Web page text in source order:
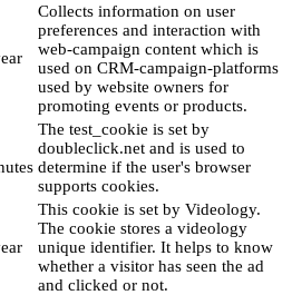
Collects information on user
preferences and interaction with
web-campaign content which is
used on CRM-campaign-platforms
used by website owners for
promoting events or products.
The test_cookie is set by
doubleclick.net and is used to
determine if the user's browser
supports cookies.
This cookie is set by Videology.
The cookie stores a videology
unique identifier. It helps to know
whether a visitor has seen the ad
and clicked or not.